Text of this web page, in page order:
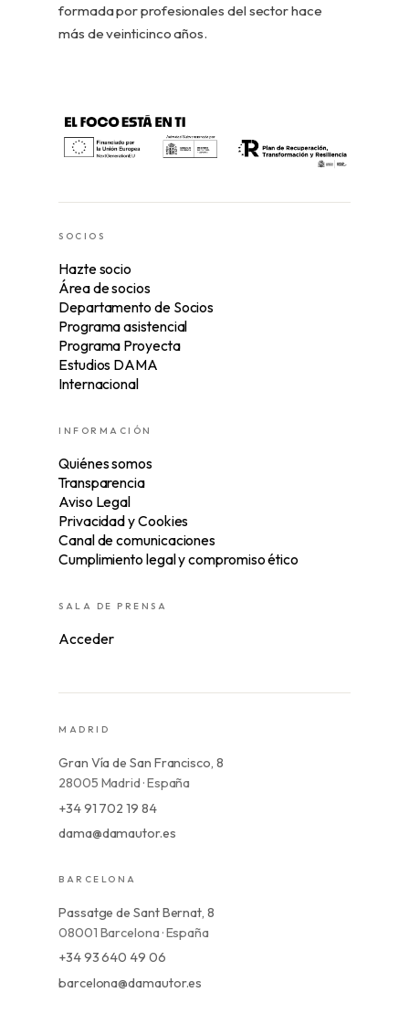
formada por profesionales del sector hace
más de veinticinco años.
SOCIOS
Hazte socio
Área de socios
Departamento de Socios
Programa asistencial
Programa Proyecta
Estudios DAMA
Internacional
INFORMACIÓN
Quiénes somos
Transparencia
Aviso Legal
Privacidad y Cookies
Canal de comunicaciones
Cumplimiento legal y compromiso ético
SALA DE PRENSA
Acceder
MADRID
Gran Vía de San Francisco, 8
28005 Madrid · España
+34 91 702 19 84
dama@damautor.es
BARCELONA
Passatge de Sant Bernat, 8
08001 Barcelona · España
+34 93 640 49 06
barcelona@damautor.es